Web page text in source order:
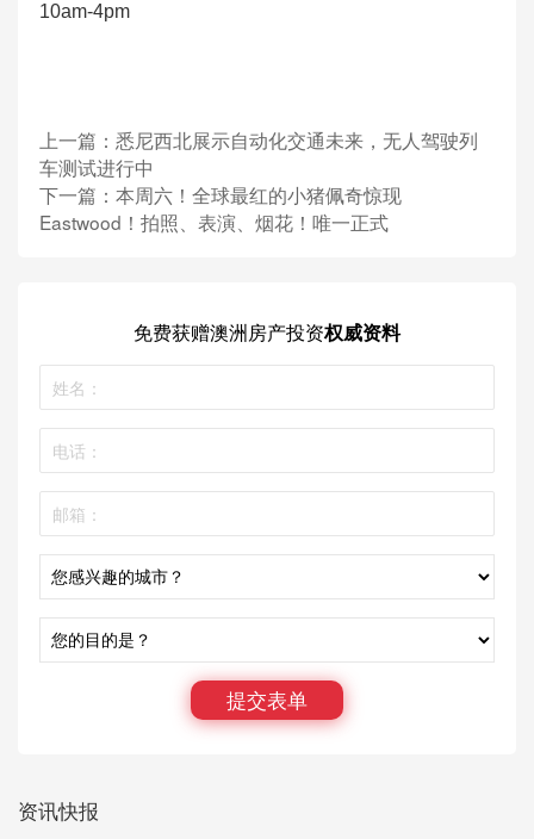
10am-4pm
上一篇： 悉尼西北展示自动化交通未来，无人驾驶列
车测试进行中
下一篇： 本周六！全球最红的小猪佩奇惊现
Eastwood！拍照、表演、烟花！唯一正式
免费获赠澳洲房产投资权威资料
提交表单
资讯快报